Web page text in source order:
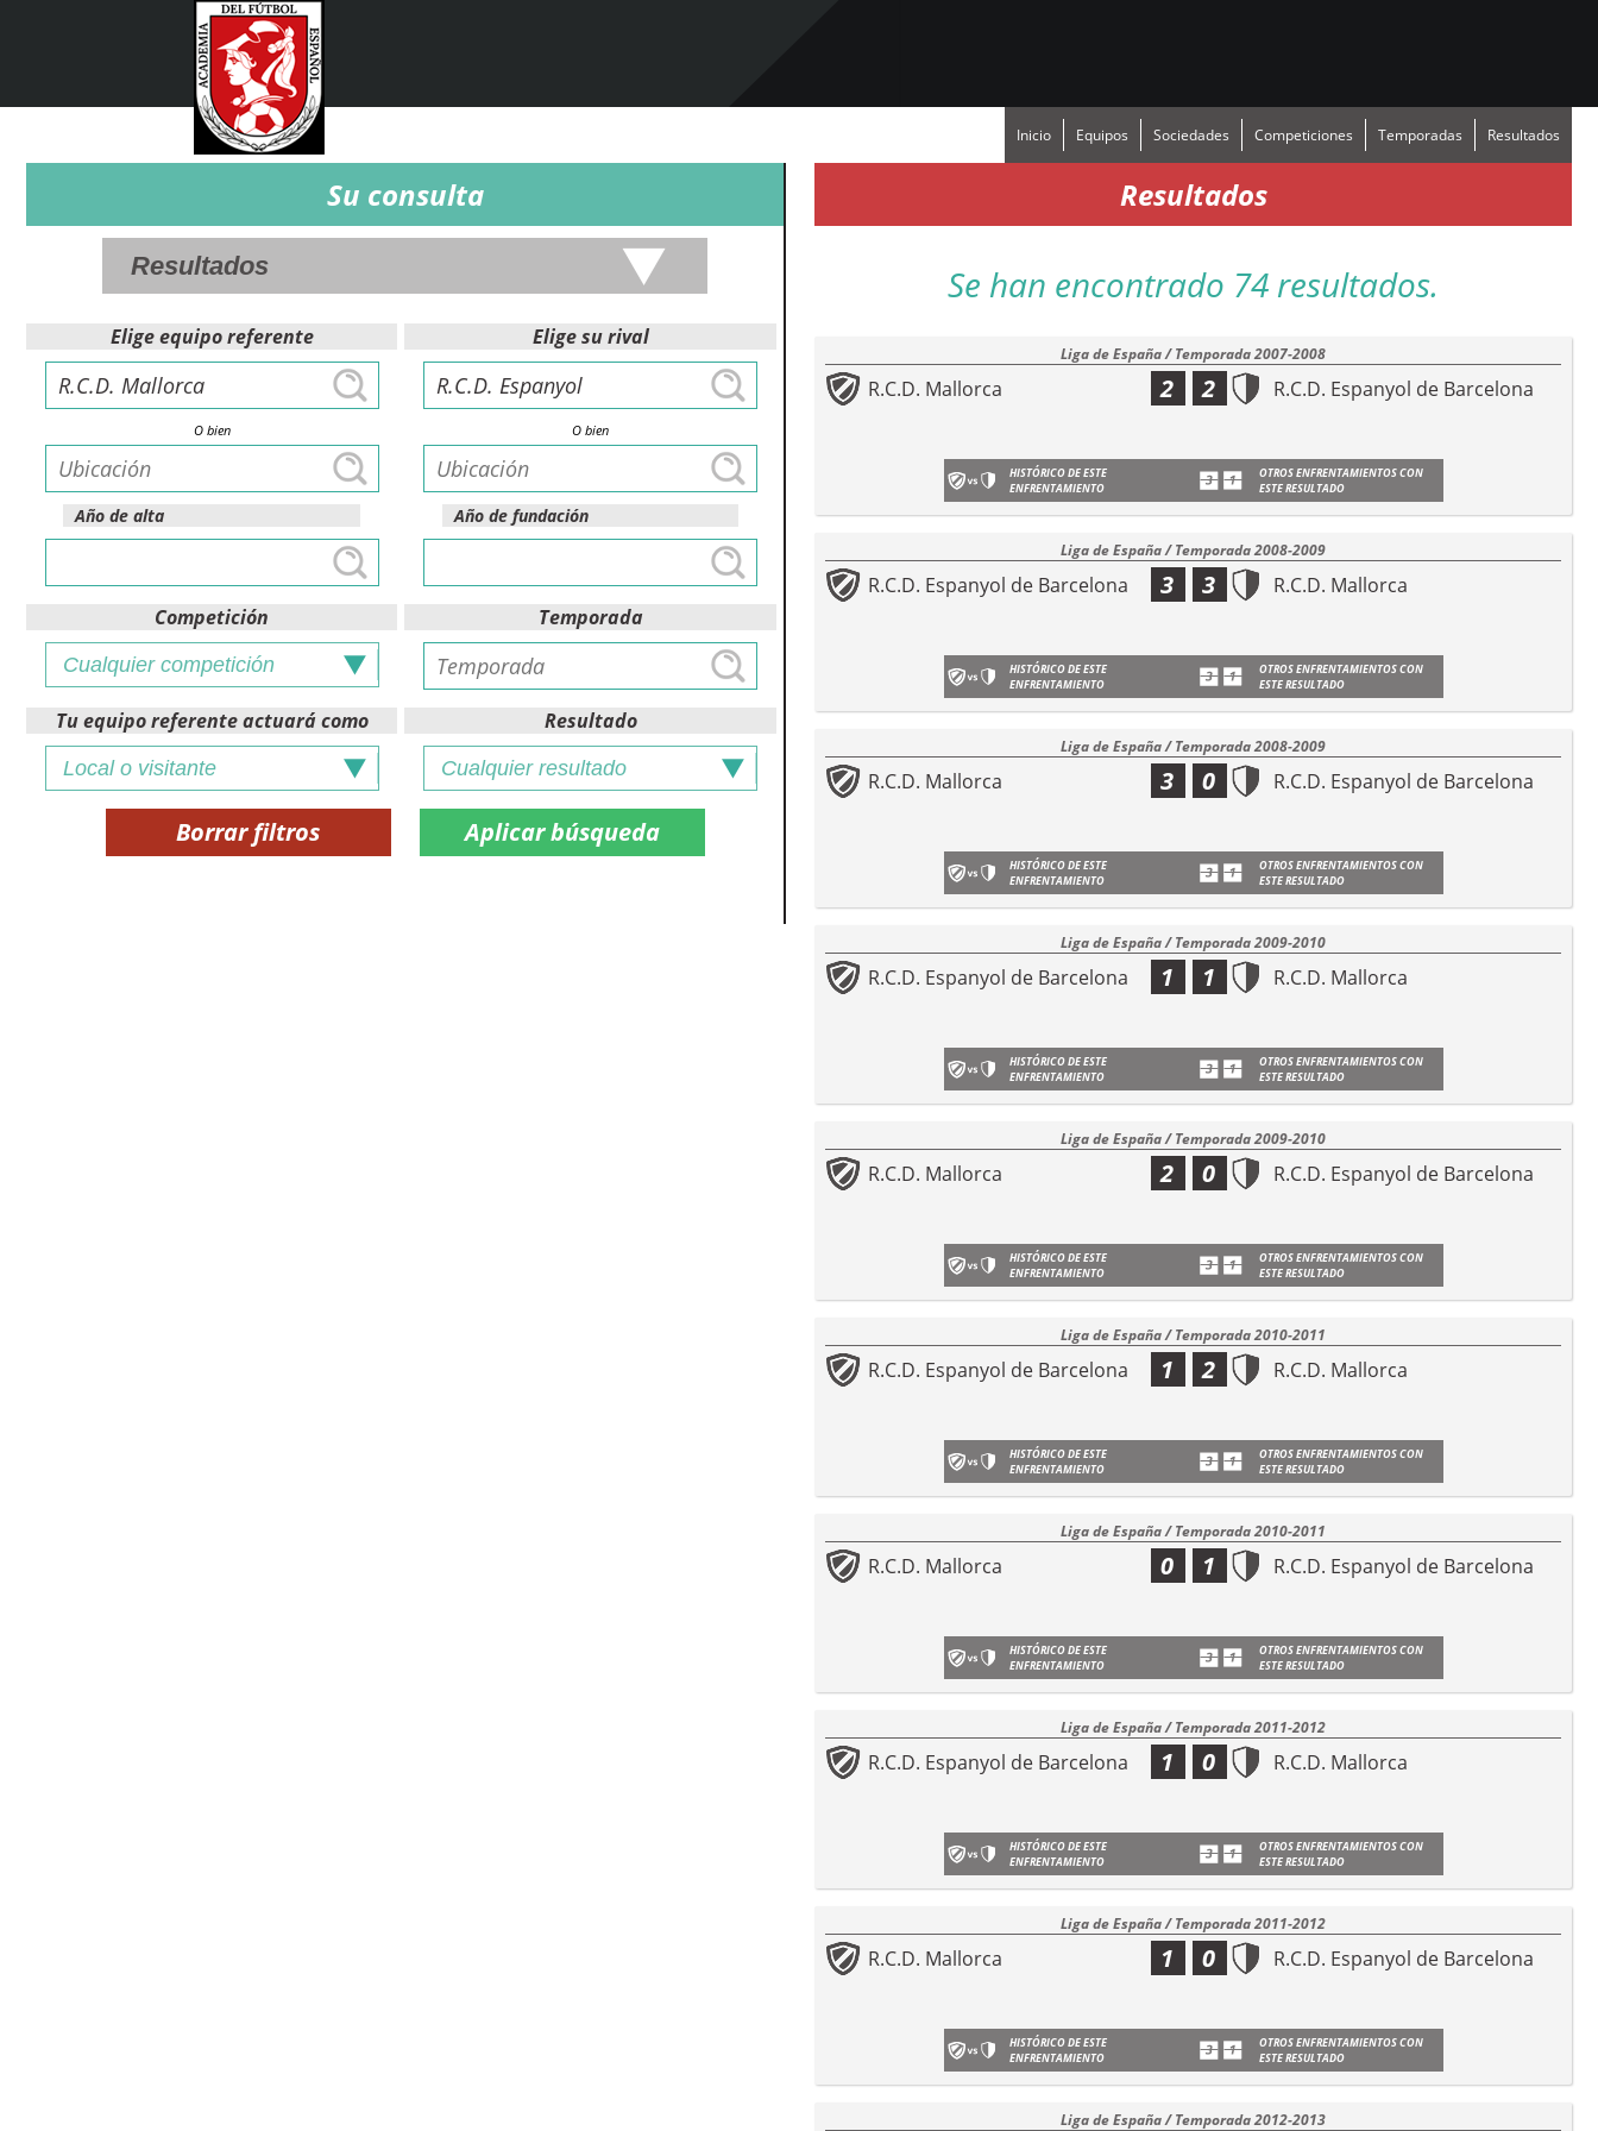
Inicio Equipos Sociedades Competiciones Temporadas Resultados
Su consulta
Elige equipo referente
O bien
Año de alta
Elige su rival
O bien
Año de fundación
Competición Temporada
Tu equipo referente actuará como Resultado
Borrar filtros
Resultados
Se han encontrado 74 resultados.
Liga de España / Temporada 2007-2008
R.C.D. Mallorca 2 R.C.D. Espanyol de Barcelona
2
HISTÓRICO DE ESTE
ENFRENTAMIENTO
OTROS ENFRENTAMIENTOS CON
ESTE RESULTADO
Liga de España / Temporada 2008-2009
R.C.D. Espanyol de Barcelona 3 R.C.D. Mallorca
3
HISTÓRICO DE ESTE
ENFRENTAMIENTO
OTROS ENFRENTAMIENTOS CON
ESTE RESULTADO
Liga de España / Temporada 2008-2009
R.C.D. Mallorca 3 R.C.D. Espanyol de Barcelona
0
HISTÓRICO DE ESTE
ENFRENTAMIENTO
OTROS ENFRENTAMIENTOS CON
ESTE RESULTADO
Liga de España / Temporada 2009-2010
R.C.D. Espanyol de Barcelona 1 R.C.D. Mallorca
1
HISTÓRICO DE ESTE
ENFRENTAMIENTO
OTROS ENFRENTAMIENTOS CON
ESTE RESULTADO
Liga de España / Temporada 2009-2010
R.C.D. Mallorca 2 R.C.D. Espanyol de Barcelona
0
HISTÓRICO DE ESTE
ENFRENTAMIENTO
OTROS ENFRENTAMIENTOS CON
ESTE RESULTADO
Liga de España / Temporada 2010-2011
R.C.D. Espanyol de Barcelona 1 R.C.D. Mallorca
2
HISTÓRICO DE ESTE
ENFRENTAMIENTO
OTROS ENFRENTAMIENTOS CON
ESTE RESULTADO
Liga de España / Temporada 2010-2011
R.C.D. Mallorca 0 R.C.D. Espanyol de Barcelona
1
HISTÓRICO DE ESTE
ENFRENTAMIENTO
OTROS ENFRENTAMIENTOS CON
ESTE RESULTADO
Liga de España / Temporada 2011-2012
R.C.D. Espanyol de Barcelona 1 R.C.D. Mallorca
0
HISTÓRICO DE ESTE
ENFRENTAMIENTO
OTROS ENFRENTAMIENTOS CON
ESTE RESULTADO
Liga de España / Temporada 2011-2012
R.C.D. Mallorca 1 R.C.D. Espanyol de Barcelona
0
HISTÓRICO DE ESTE
ENFRENTAMIENTO
OTROS ENFRENTAMIENTOS CON
ESTE RESULTADO
Liga de España / Temporada 2012-2013